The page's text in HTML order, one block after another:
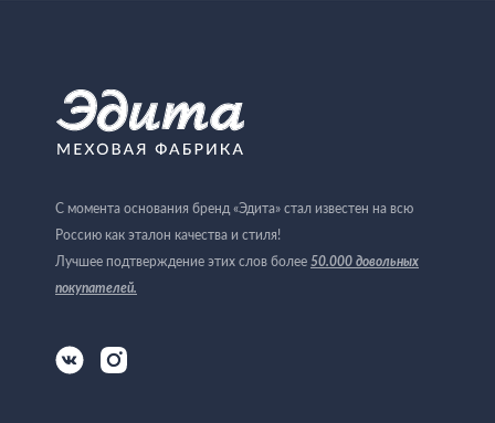
С момента основания бренд «Эдита» стал известен на всю
Россию как эталон качества и стиля!
Лучшее подтверждение этих слов более 50.000 довольных
покупателей.